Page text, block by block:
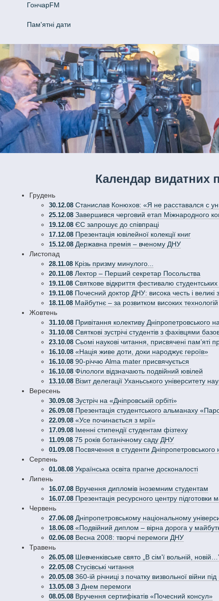
ГончарFM
Пам'ятні дати
Календар видатних
Грудень
30.12.08Станислав Конюхов: «Я не расставался с
25.12.08Завершився черговий етап Міжнародного
19.12.08ЄС запрошує до співпраці
17.12.08Презентація ювілейної колекції книг
15.12.08Державна премія – вченому ДНУ
Листопад
28.11.08Крізь призму минулого...
20.11.08Лектор – Перший секретар Посольства
19.11.08Святкове відкриття фестивалю
19.11.08Почесний доктор ДНУ: висока честь і великі
18.11.08Майбутнє – за розвитком високих технологій
Жовтень
31.10.08Привітання колективу Дніпропетровського
31.10.08Святкові зустрічі студентів з фахівцями
23.10.08Сьомі наукові читання, присвячені
16.10.08«Нація живе доти, доки народжує героїв»
16.10.0890-річчю Alma mater присвячується
16.10.08Філологи відзначають подвійний ювілей
13.10.08Візит делегації Уханьського університету
Вересень
30.09.08Зустріч на «Дніпровській орбіті»
26.09.08Презентація студентського альманаху
22.09.08«Усе починається з мрії»
17.09.08Іменні стипендії студентам фізтеху
11.09.0875 років ботанічному саду ДНУ
01.09.08Посвячення в студенти Дніпропетровського
Серпень
01.08.08Українська освіта прагне досконалості
Липень
16.07.08Вручення дипломів іноземним студентам
16.07.08Презентація ресурсного центру підготовки
Червень
27.06.08Дніпропетровському національному
18.06.08«Подвійний диплом – вірна дорога у
02.06.08Весна 2008: творчі перемоги ДНУ
Травень
26.05.08Шевченківське свято „В сім’ї вольній,
22.05.08Стусівські читання
20.05.08360-ій річниці з початку визвольної війни
13.05.08З Днем перемоги
08.05.08Вручення сертифікатів «Почесний консул»